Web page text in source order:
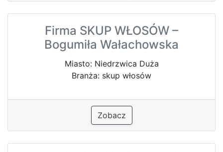
Firma SKUP WŁOSÓW –
Bogumiła Wałachowska
Miasto: Niedrzwica Duża
Branża: skup włosów
Zobacz